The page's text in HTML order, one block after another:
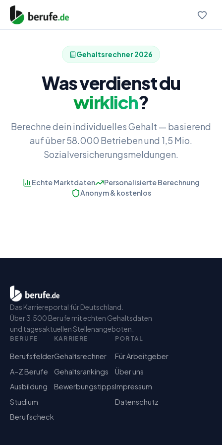
Gehaltsrechner 2026
Was verdienst du
wirklich?
Berechne dein individuelles Gehalt — basierend
auf über 58.000 Betrieben und 1,5 Mio.
Sozialversicherungsmeldungen.
Echte Marktdaten
Personalisierte Berechnung
Anonym & kostenlos
Das Karriereportal für Deutschland.
Über 3.500 Berufe mit echten Gehaltsdaten
und tagesaktuellen Stellenangeboten.
BERUFE
Berufsfelder
A–Z Berufe
Ausbildung
Studium
Berufscheck
KARRIERE
Gehaltsrechner
Gehaltsrankings
Bewerbungstipps
PORTAL
Für Arbeitgeber
Über uns
Impressum
Datenschutz